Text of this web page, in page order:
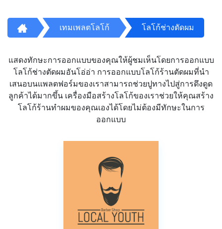
เทมเพลตโลโก้ โลโก้ช่างตัดผม
แสดงทักษะการออกแบบของคุณให้ผู้ชมเห็นโดยการออกแบบ
โลโก้ช่างตัดผมอันโอ่อ่า การออกแบบโลโก้ร้านตัดผมที่นำ
เสนอบนแพลตฟอร์มของเราสามารถช่วยปูทางไปสู่การดึงดูด
ลูกค้าได้มากขึ้น เครื่องมือสร้างโลโก้ของเราช่วยให้คุณสร้าง
โลโก้ร้านทำผมของคุณเองได้โดยไม่ต้องมีทักษะในการ
ออกแบบ